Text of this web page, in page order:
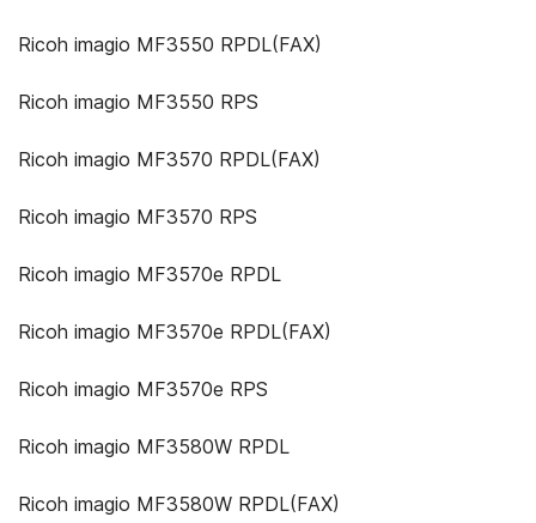
Ricoh imagio MF3550 RPDL(FAX)
Ricoh imagio MF3550 RPS
Ricoh imagio MF3570 RPDL(FAX)
Ricoh imagio MF3570 RPS
Ricoh imagio MF3570e RPDL
Ricoh imagio MF3570e RPDL(FAX)
Ricoh imagio MF3570e RPS
Ricoh imagio MF3580W RPDL
Ricoh imagio MF3580W RPDL(FAX)